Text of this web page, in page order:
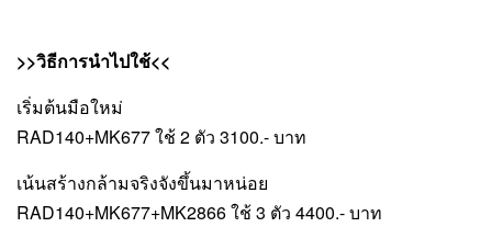
>>วิธีการนำไปใช้<<
เริ่มต้นมือใหม่
RAD140+MK677 ใช้ 2 ตัว 3100.- บาท
เน้นสร้างกล้ามจริงจังขึ้นมาหน่อย
RAD140+MK677+MK2866 ใช้ 3 ตัว 4400.- บาท